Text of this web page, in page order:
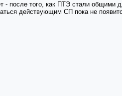
- после того, как ПТЭ стали общими
действующим СП пока не